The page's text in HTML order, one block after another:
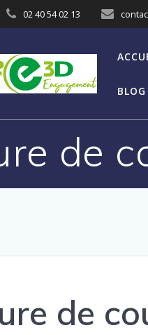
02 40 54 02 13
BLOG
de
de